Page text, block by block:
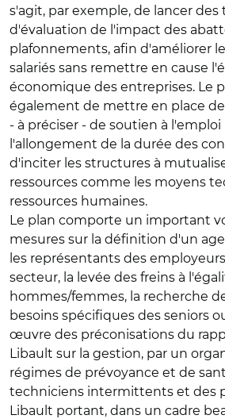
s'agit, par exemple, de lancer des
d'évaluation de l'impact des
plafonnements, afin d'améliorer
salariés sans remettre en cause
économique des entreprises. Le
également de mettre en place
- à préciser - de soutien à
l'allongement de la durée des
d'inciter les structures à
ressources comme les moyens
ressources humaines.
Le plan comporte un important
mesures sur la définition d'un
les représentants des
secteur, la levée des freins à
hommes/femmes, la recherche
besoins spécifiques des seniors
œuvre des préconisations du
Libault sur la gestion, par un
régimes de prévoyance et de
techniciens intermittents et des
Libault portant, dans un cadre